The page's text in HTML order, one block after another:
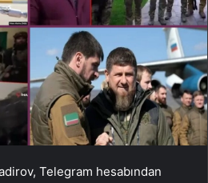
Telegram hesabından